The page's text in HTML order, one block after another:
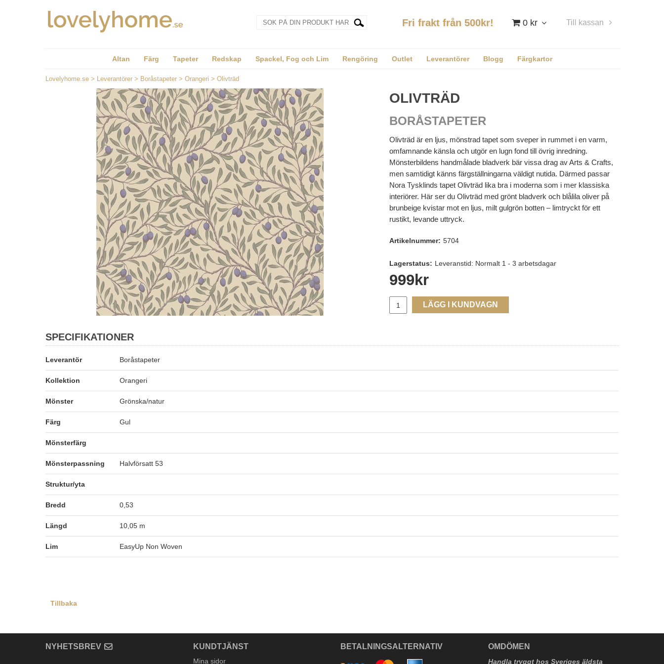
0 kr Till kassan
Fri frakt från 500kr!
Altan Färg Tapeter Redskap Spackel, Fog och Lim Rengöring Outlet Leverantörer Blogg Färgkartor
Lovelyhome.se > Leverantörer > Boråstapeter > Orangeri > Olivträd
OLIVTRÄD
BORÅSTAPETER
Olivträd är en ljus, mönstrad tapet som sveper in rummet i en varm,
omfamnande känsla och utgör en lugn fond till övrig inredning.
Mönsterbildens handmålade bladverk bär vissa drag av Arts & Crafts,
men samtidigt känns färgställningarna väldigt nutida. Därmed passar
Nora Tysklinds tapet Olivträd lika bra i moderna som i mer klassiska
interiörer. Här ser du Olivträd med grönt bladverk och blålila oliver på
brunbeige kvistar mot en ljus, milt gulgrön botten – limtryckt för ett
rustikt, levande uttryck.
Artikelnummer: 5704
Lagerstatus: Leveranstid: Normalt 1 - 3 arbetsdagar
999 kr
LÄGG I KUNDVAGN
SPECIFIKATIONER
Leverantör Boråstapeter
Kollektion Orangeri
Mönster Grönska/natur
Färg Gul
Mönsterfärg
Mönsterpassning Halvförsatt 53
Struktur/yta
Bredd 0,53
Längd 10,05 m
Lim EasyUp Non Woven
Tillbaka
NYHETSBREV KUNDTJÄNST
Mina sidor
BETALNINGSALTERNATIV OMDÖMEN
Handla tryggt hos Sveriges äldsta